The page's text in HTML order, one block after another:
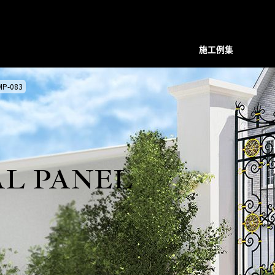
施工例集
スクリーン
面格子・ルーバー
バルコニー手摺
フェンス
階段手摺
花台（フラワーボックス）
装飾ドア
門扉・アーチ付門扉
トータルデザイン
室内装飾（天井ルーバー）
プレバ
ハンマ
ユニッ
和柄・
ホーリ
ABタイ
和モダ
アンテ
アルテ
装飾手
装飾デザインシリーズ
プレバインシリーズ
ハンマード・デザイン
ユニットタイプ
和柄・コンビネーション ユニット
ホーリーユニットタイプ
ABタイプ
和モダンタイプ
アンティックパネル
アルテックメタルパネル
装飾手摺子・アンティック手摺子
083
PANEL